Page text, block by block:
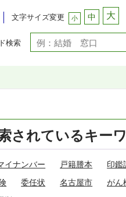
文字サイズ変更 小 中 大
検索
されているキー
イナンバー 戸籍謄本
印鑑
委任状 名古屋市
がん